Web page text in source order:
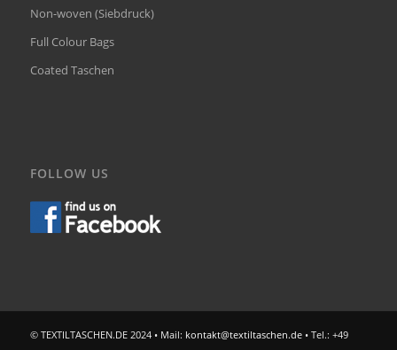
Non-woven (Siebdruck)
Full Colour Bags
Coated Taschen
FOLLOW US
© TEXTILTASCHEN.DE 2024 • Mail: kontakt@textiltaschen.de• Tel.: +49